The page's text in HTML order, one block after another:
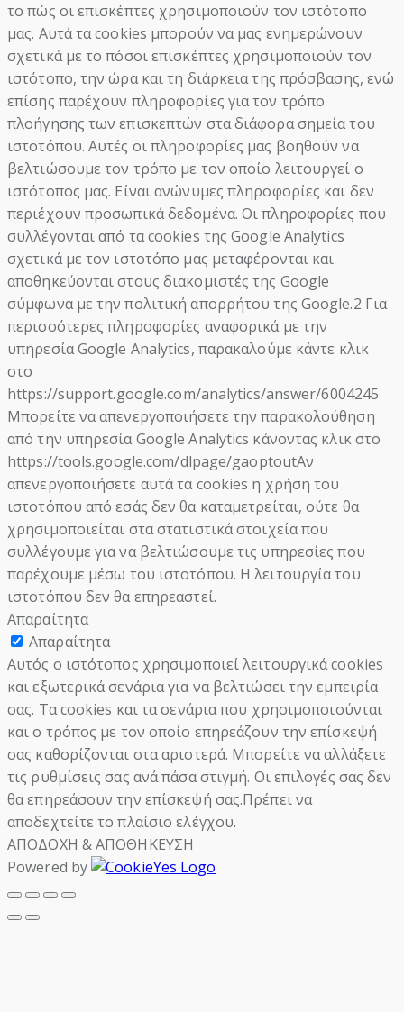
το πώς οι επισκέπτες χρησιμοποιούν τον ιστότοπο
μας. Αυτά τα cookies μπορούν να μας ενημερώνουν
σχετικά με το πόσοι επισκέπτες χρησιμοποιούν τον
ιστότοπο, την ώρα και τη διάρκεια της πρόσβασης, ενώ
επίσης παρέχουν πληροφορίες για τον τρόπο
πλοήγησης των επισκεπτών στα διάφορα σημεία του
ιστοτόπου. Αυτές οι πληροφορίες μας βοηθούν να
βελτιώσουμε τον τρόπο με τον οποίο λειτουργεί ο
ιστότοπος μας. Είναι ανώνυμες πληροφορίες και δεν
περιέχουν προσωπικά δεδομένα. Οι πληροφορίες που
συλλέγονται από τα cookies της Google Analytics
σχετικά με τον ιστοτόπο μας μεταφέρονται και
αποθηκεύονται στους διακομιστές της Google
σύμφωνα με την πολιτική απορρήτου της Google.2 Για
περισσότερες πληροφορίες αναφορικά με την
υπηρεσία Google Analytics, παρακαλούμε κάντε κλικ
στο
https://support.google.com/analytics/answer/6004245
Μπορείτε να απενεργοποιήσετε την παρακολούθηση
από την υπηρεσία Google Analytics κάνοντας κλικ στο
https://tools.google.com/dlpage/gaoptoutΑν
απενεργοποιήσετε αυτά τα cookies η χρήση του
ιστοτόπου από εσάς δεν θα καταμετρείται, ούτε θα
χρησιμοποιείται στα στατιστικά στοιχεία που
συλλέγουμε για να βελτιώσουμε τις υπηρεσίες που
παρέχουμε μέσω του ιστοτόπου. Η λειτουργία του
ιστοτόπου δεν θα επηρεαστεί.
Απαραίτητα
Απαραίτητα
Αυτός ο ιστότοπος χρησιμοποιεί λειτουργικά cookies
και εξωτερικά σενάρια για να βελτιώσει την εμπειρία
σας. Τα cookies και τα σενάρια που χρησιμοποιούνται
και ο τρόπος με τον οποίο επηρεάζουν την επίσκεψή
σας καθορίζονται στα αριστερά. Μπορείτε να αλλάξετε
τις ρυθμίσεις σας ανά πάσα στιγμή. Οι επιλογές σας δεν
θα επηρεάσουν την επίσκεψή σας.Πρέπει να
αποδεχτείτε το πλαίσιο ελέγχου.
ΑΠΟΔΟΧΗ & ΑΠΟΘΗΚΕΥΣΗ
Powered by